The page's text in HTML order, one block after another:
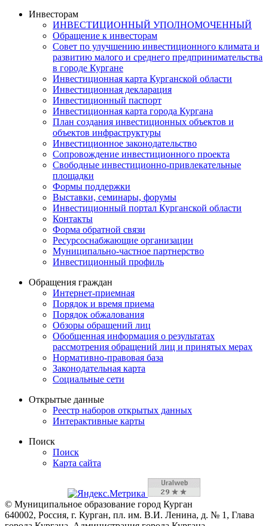
Инвесторам
ИНВЕСТИЦИОННЫЙ УПОЛНОМОЧЕННЫЙ
Обращение к инвесторам
Совет по улучшению инвестиционного климата и
развитию малого и среднего предпринимательства
в городе Кургане
Инвестиционная карта Курганской области
Инвестиционная декларация
Инвестиционный паспорт
Инвестиционная карта города Кургана
План создания инвестиционных объектов и
объектов инфраструктуры
Инвестиционное законодательство
Сопровождение инвестиционного проекта
Свободные инвестиционно-привлекательные
площадки
Формы поддержки
Выставки, семинары, форумы
Инвестиционный портал Курганской области
Контакты
Форма обратной связи
Ресурсоснабжающие организации
Муниципально-частное партнерство
Инвестиционный профиль
Обращения граждан
Интернет-приемная
Порядок и время приема
Порядок обжалования
Обзоры обращений лиц
Обобщенная информация о результатах
рассмотрения обращений лиц и принятых мерах
Нормативно-правовая база
Законодательная карта
Социальные сети
Открытые данные
Реестр наборов открытых данных
Интерактивные карты
Поиск
Поиск
Карта сайта
© Муниципальное образование город Курган
640002, Россия, г. Курган, пл. им. В.И. Ленина, д. № 1, Глава